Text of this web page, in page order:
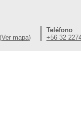
Ver mapa)
Teléfono
+56 32